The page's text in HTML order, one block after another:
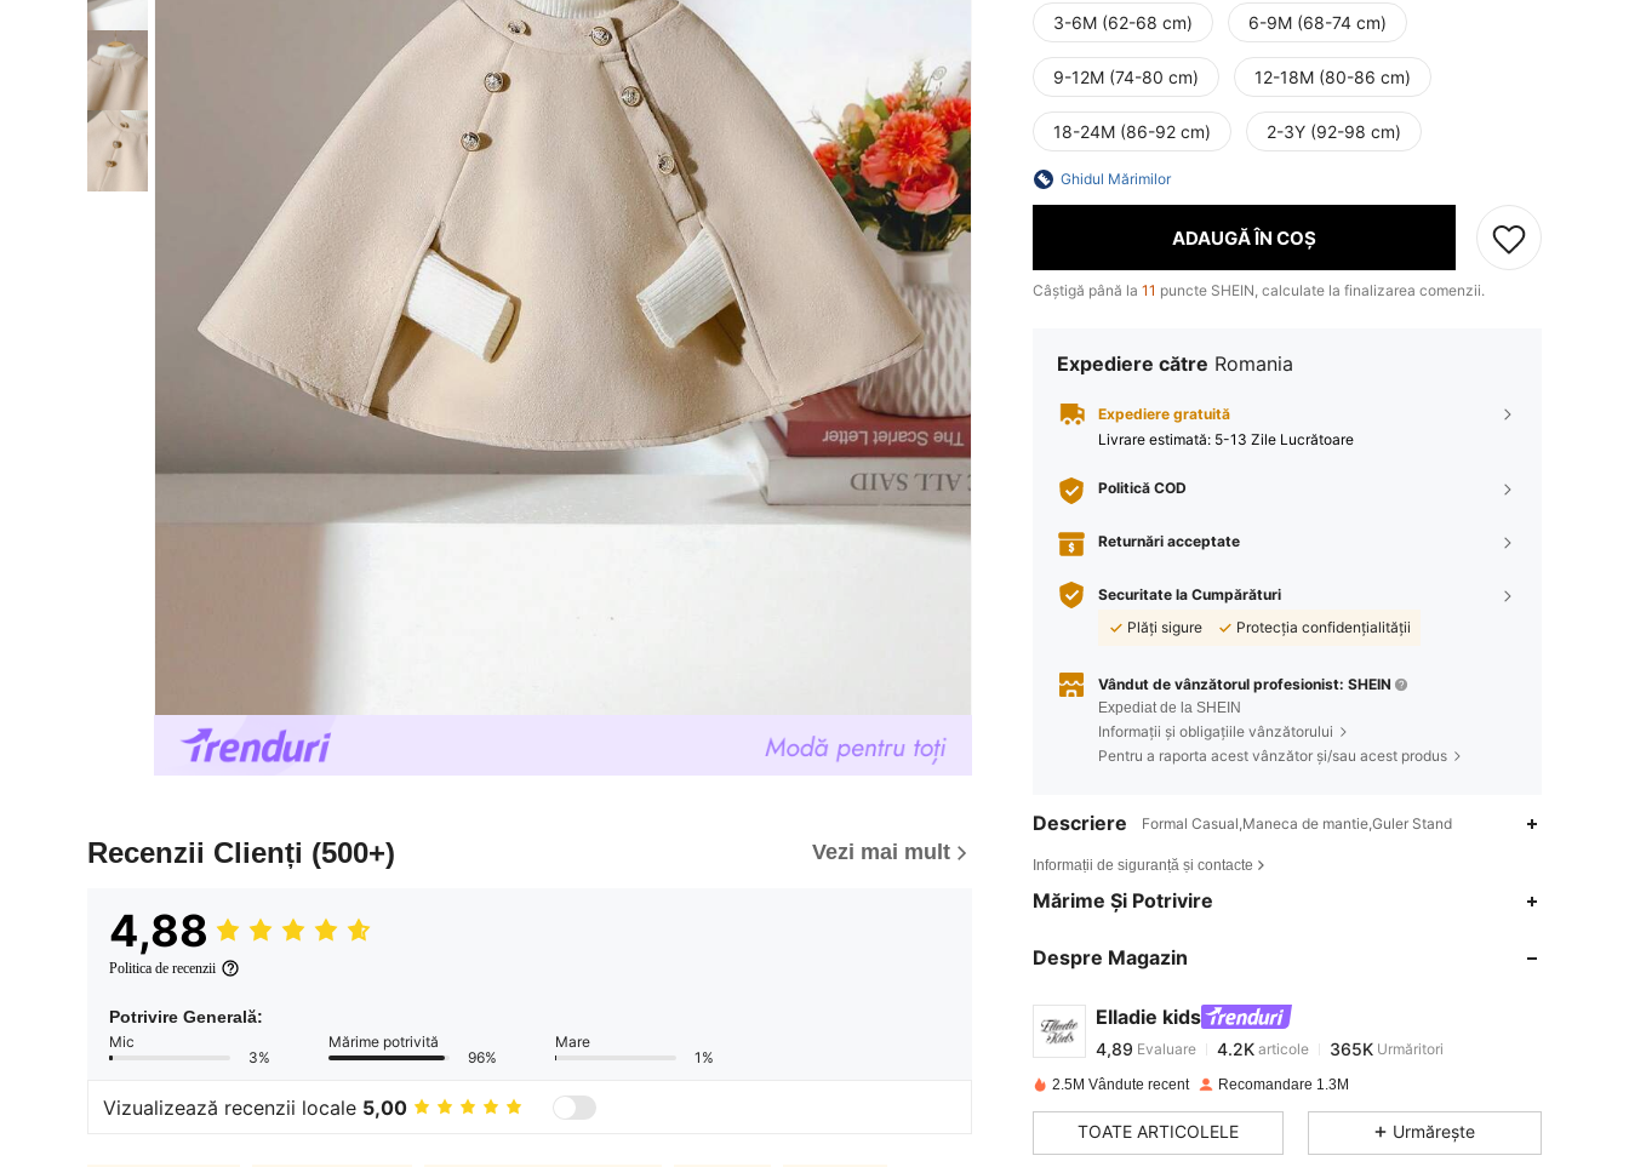
Recenzii Clienți (500+) Vezi mai mult
4,88
Politica de recenzii
Potrivire Generală:
Mic
3%
Mărime potrivită
96%
Mare
1%
Vizualizează recenzii locale 5,00
3-6M (62-68 cm) 6-9M (68-74 cm)
9-12M (74-80 cm) 12-18M (80-86 cm)
18-24M (86-92 cm) 2-3Y (92-98 cm)
Ghidul Mărimilor
ADAUGĂ ÎN COȘ
Câștigă până la 11 puncte SHEIN, calculate la finalizarea comenzii.
Expediere către Romania
Expediere gratuită
Livrare estimată: 5-13 Zile Lucrătoare
Politică COD
Returnări acceptate
Securitate la Cumpărături
Plăți sigure
Protecția confidențialității
Vândut de vânzătorul profesionist: SHEIN
Expediat de la SHEIN
Informații și obligațiile vânzătorului
Pentru a raporta acest vânzător și/sau acest produs
Descriere Formal Casual,Maneca de mantie,Guler Stand
Informații de siguranță și contacte
Mărime Și Potrivire
Despre Magazin
Elladie kids
4,89
4,89
4.2Karticole
p***aa plătitîn urmă cu 1 zi
4,89 4.2K 365K
2.5M Vândute recent Recomandare 1.3M
TOATE ARTICOLELE Urmărește